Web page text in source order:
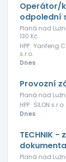
Operátor/
odpolední
Planá nad
130 Kč
HPP ·
s.r.o.
Dnes
Provozní
Planá nad
HPP · SILON s.r.o.
Dnes
TECHNIK
Planá nad